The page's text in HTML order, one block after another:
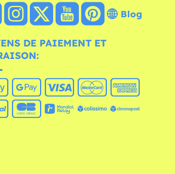
Blog
DE PAIEMENT ET